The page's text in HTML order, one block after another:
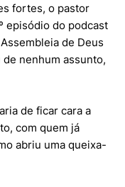
fortes, o pastor
episódio do podcast
de Deus
nenhum assunto,
de ficar cara a
com quem já
abriu uma queixa-